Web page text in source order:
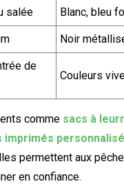
salée Blanc, bleu
Noir
de
Couleurs
comme sacs à
imprimés
permettent aux
en confiance.